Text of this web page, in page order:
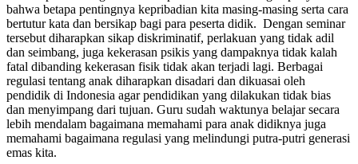
bahwa betapa pentingnya kepribadian kita masing-masing serta cara
bertutur kata dan bersikap bagi para peserta didik. Dengan seminar
tersebut diharapkan sikap diskriminatif, perlakuan yang tidak adil
dan seimbang, juga kekerasan psikis yang dampaknya tidak kalah
fatal dibanding kekerasan fisik tidak akan terjadi lagi. Berbagai
regulasi tentang anak diharapkan disadari dan dikuasai oleh
pendidik di Indonesia agar pendidikan yang dilakukan tidak bias
dan menyimpang dari tujuan. Guru sudah waktunya belajar secara
lebih mendalam bagaimana memahami para anak didiknya juga
memahami bagaimana regulasi yang melindungi putra-putri generasi
emas kita.